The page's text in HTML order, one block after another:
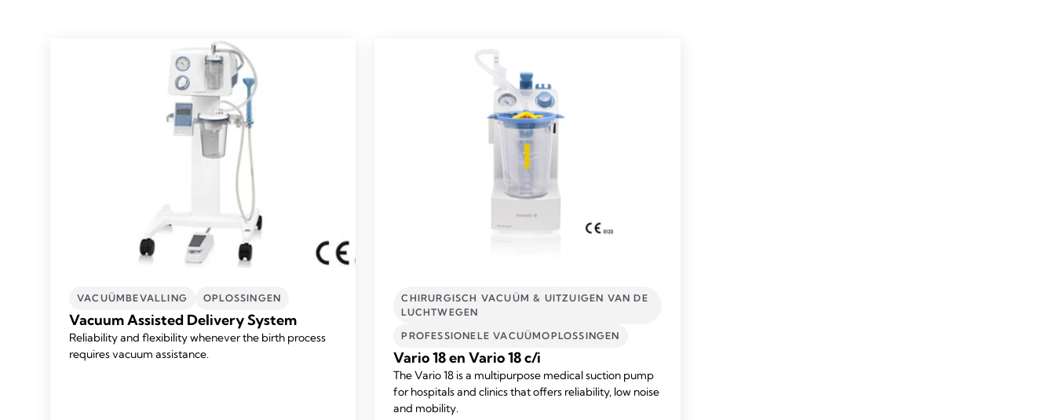
VACUÜMBEVALLING OPLOSSINGEN
Vacuum Assisted Delivery System
Reliability and flexibility whenever the birth process
requires vacuum assistance.
CHIRURGISCH VACUÜM & UITZUIGEN VAN DE
LUCHTWEGEN
PROFESSIONELE VACUÜMOPLOSSINGEN
Vario 18 en Vario 18 c/i
The Vario 18 is a multipurpose medical suction pump
for hospitals and clinics that offers reliability, low noise
and mobility.